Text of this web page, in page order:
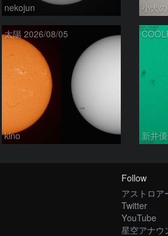
nekojun 小犬
太陽 2026/08/05
kino 新井優
Follow
アストロア
Twitter
YouTube
星空アナウ